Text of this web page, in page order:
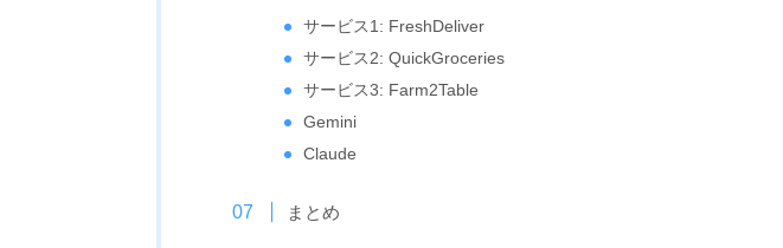
サービス1: FreshDeliver
サービス2: QuickGroceries
サービス3: Farm2Table
Gemini
Claude
まとめ